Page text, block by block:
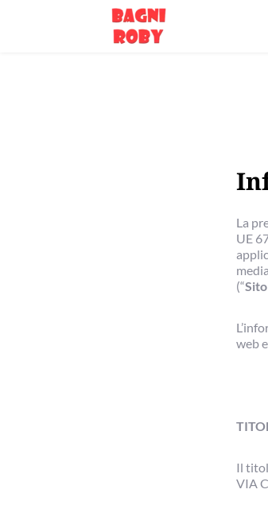
La
UE
(“
web
Il
VIA